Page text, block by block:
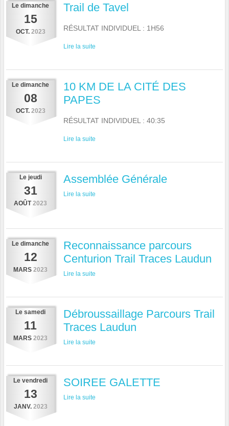
Le dimanche
15
OCT. 2023
Trail de Tavel
RÉSULTAT INDIVIDUEL : 1H56
Lire la suite
Le dimanche
08
OCT. 2023
10 KM DE LA CITÉ DES
PAPES
RÉSULTAT INDIVIDUEL : 40:35
Lire la suite
Le jeudi
31
AOÛT 2023
Assemblée Générale
Lire la suite
Le dimanche
12
MARS 2023
Reconnaissance parcours
Centurion Trail Traces Laudun
Lire la suite
Le samedi
11
MARS 2023
Débroussaillage Parcours Trail
Traces Laudun
Lire la suite
Le vendredi
13
JANV. 2023
SOIREE GALETTE
Lire la suite